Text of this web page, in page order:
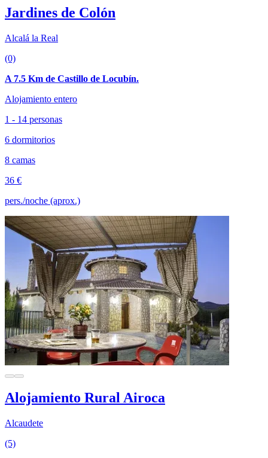
Jardines de Colón
Alcalá la Real
(0)
A 7.5 Km de Castillo de Locubín.
Alojamiento entero
1 - 14 personas
6 dormitorios
8 camas
36 €
pers./noche (aprox.)
Alojamiento Rural Airoca
Alcaudete
(5)